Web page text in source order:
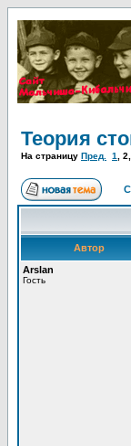
Теория
На страницу Пред. 1 2
Автор
Arslan
Гость